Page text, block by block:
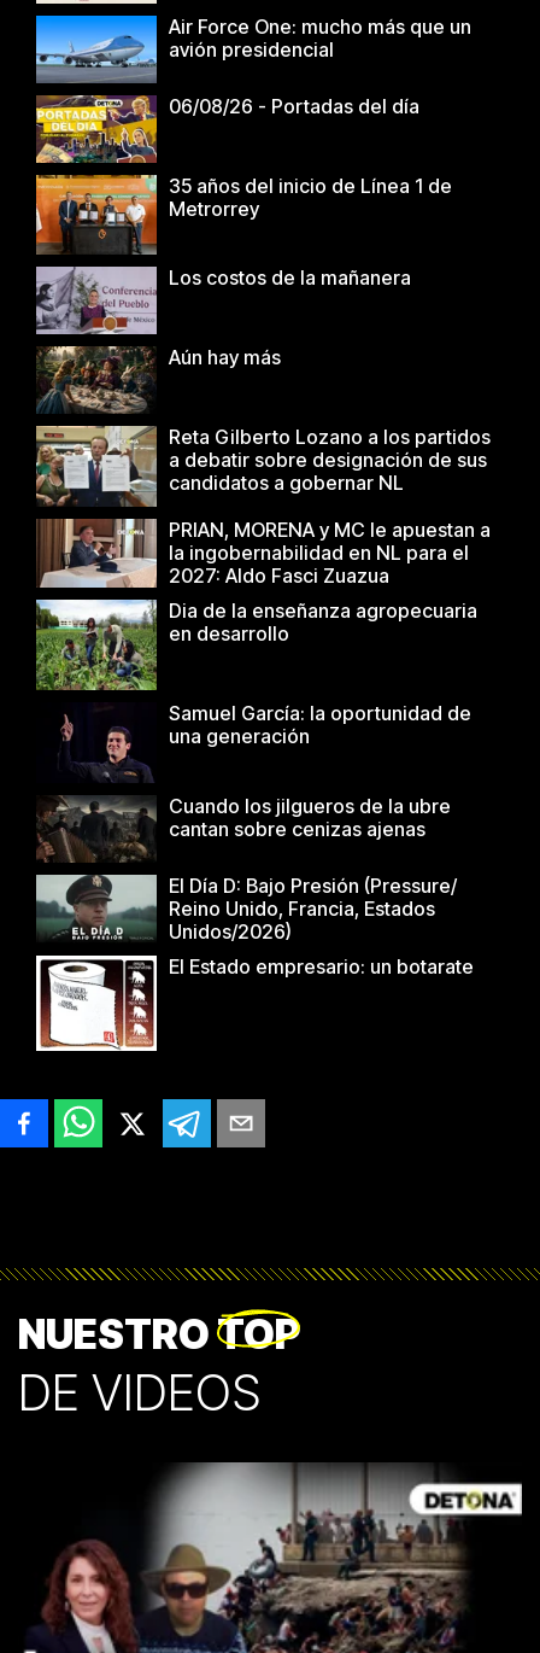
Air Force One: mucho más que un
avión presidencial
06/08/26 - Portadas del día
35 años del inicio de Línea 1 de
Metrorrey
Los costos de la mañanera
Aún hay más
Reta Gilberto Lozano a los partidos
a debatir sobre designación de sus
candidatos a gobernar NL
PRIAN, MORENA y MC le apuestan a
la ingobernabilidad en NL para el
2027: Aldo Fasci Zuazua
Dia de la enseñanza agropecuaria
en desarrollo
Samuel García: la oportunidad de
una generación
Cuando los jilgueros de la ubre
cantan sobre cenizas ajenas
El Día D: Bajo Presión (Pressure/
Reino Unido, Francia, Estados
Unidos/2026)
El Estado empresario: un botarate
NUESTROTOP
DE VIDEOS